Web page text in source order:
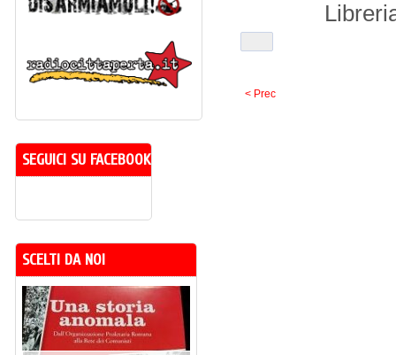
< Prec
SEGUICI SU FACEBOOK
SCELTI DA NOI